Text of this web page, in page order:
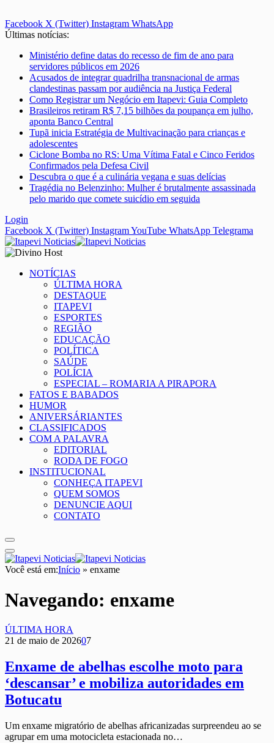
Facebook X (Twitter) Instagram WhatsApp
Últimas notícias:
Ministério define datas do recesso de fim de ano para
servidores públicos em 2026
Acusados de integrar quadrilha transnacional de armas
clandestinas passam por audiência na Justiça Federal
Como Registrar um Negócio em Itapevi: Guia Completo
Brasileiros retiram R$ 7,15 bilhões da poupança em julho,
aponta Banco Central
Tupã inicia Estratégia de Multivacinação para crianças e
adolescentes
Ciclone Bomba no RS: Uma Vítima Fatal e Cinco Feridos
Confirmados pela Defesa Civil
Descubra o que é a culinária vegana e suas delícias
Tragédia no Belenzinho: Mulher é brutalmente assassinada
pelo marido que comete suicídio em seguida
Login
Facebook X (Twitter) InstagramYouTube WhatsApp Telegrama
NOTÍCIAS
ÚLTIMA HORA
DESTAQUE
ITAPEVI
ESPORTES
REGIÃO
EDUCAÇÃO
POLÍTICA
SAÚDE
POLÍCIA
ESPECIAL – ROMARIA A PIRAPORA
FATOS E BABADOS
HUMOR
ANIVERSÁRIANTES
CLASSIFICADOS
COM A PALAVRA
EDITORIAL
RODA DE FOGO
INSTITUCIONAL
CONHEÇA ITAPEVI
QUEM SOMOS
DENUNCIE AQUI
CONTATO
Você está em:Início » enxame
Navegando: enxame
ÚLTIMA HORA
21 de maio de 202607
Enxame de abelhas escolhe moto para
‘descansar’ e mobiliza autoridades em
Botucatu
Um enxame migratório de abelhas africanizadas surpreendeu ao se
agrupar em uma motocicleta estacionada no…